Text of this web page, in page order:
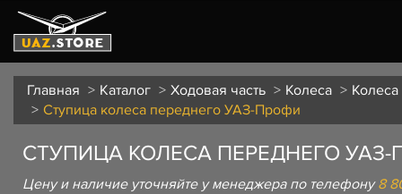
Главная Каталог Ходовая часть Колеса
Ступица колеса переднего УАЗ-Профи
СТУПИЦА КОЛЕСА ПЕРЕДНЕГО
Цену и наличие уточняйте у менеджера по телефону8